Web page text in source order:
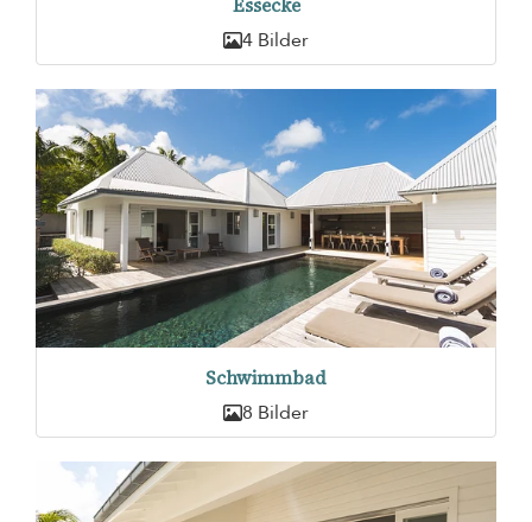
Essecke
4 Bilder
Schwimmbad
8 Bilder